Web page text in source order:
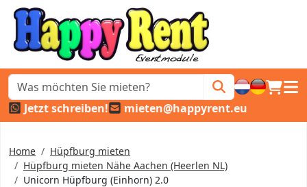
Jetzt schreiben!
mieten@happyrent.eu
Home
Hüpfburg mieten
Hüpfburg mieten Nähe Aachen (Heerlen NL)
Unicorn Hüpfburg (Einhorn) 2.0